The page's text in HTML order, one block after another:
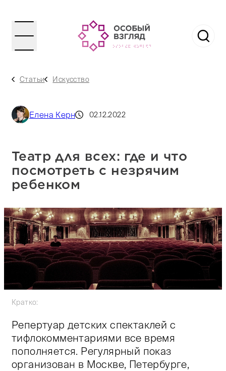
Статьи Искусство
Елена Керн 02.12.2022
Театр для всех: где и что
посмотреть с незрячим
ребенком
Кратко:
Репертуар детских спектаклей с
тифлокомментариями все время
пополняется. Регулярный показ
организован в Москве, Петербурге,